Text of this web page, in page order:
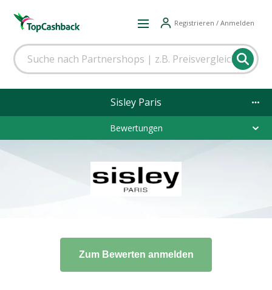
Registrieren / Anmelden
Sisley Paris
Bewertungen